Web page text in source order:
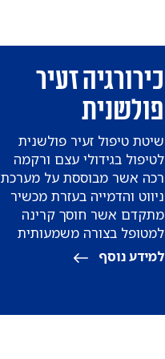
כירורגיה זעיר
פולשנית
שיטת טיפול זעיר פולשנית
לטיפול בגידולי עצם ורקמה
רכה אשר מבוססת על מערכת
ניווט והדמייה בעזרת מכשיר
מתקדם אשר חוסך קרינה
למטופל בצורה משמעותית
ומעלה את רמת הדיוק במהלך
למידע נוסף